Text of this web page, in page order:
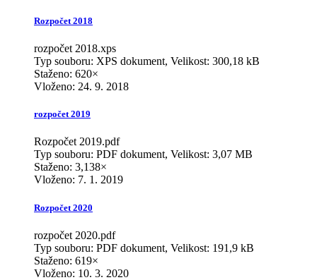
Rozpočet 2018
rozpočet 2018.xps
Typ souboru: XPS dokument, Velikost: 300,18 kB
Staženo: 620×
Vloženo: 24. 9. 2018
rozpočet 2019
Rozpočet 2019.pdf
Typ souboru: PDF dokument, Velikost: 3,07 MB
Staženo: 3,138×
Vloženo: 7. 1. 2019
Rozpočet 2020
rozpočet 2020.pdf
Typ souboru: PDF dokument, Velikost: 191,9 kB
Staženo: 619×
Vloženo: 10. 3. 2020